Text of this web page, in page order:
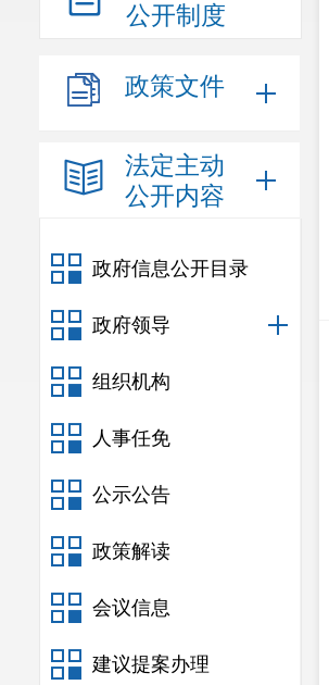
公开制度
政策文件
法定主动
公开内容
政府信息公开目录
政府领导
组织机构
人事任免
公示公告
政策解读
会议信息
建议提案办理